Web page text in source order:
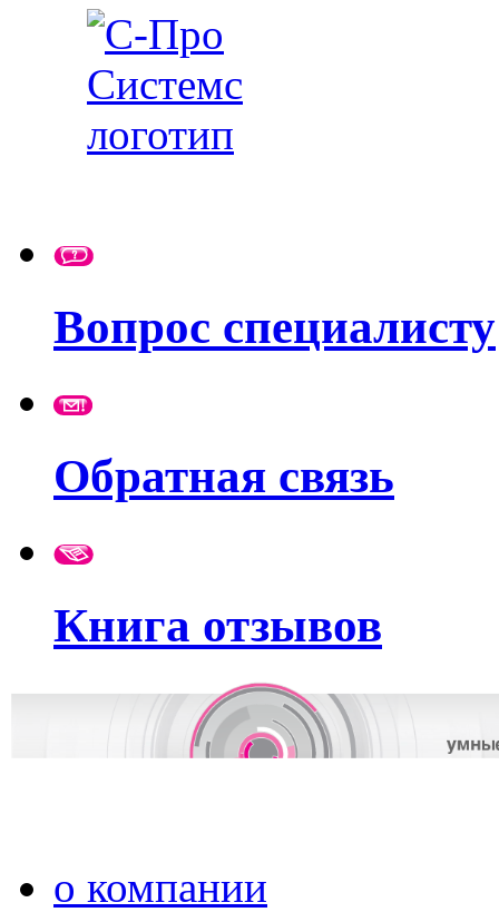
Вопрос специалисту
Обратная связь
Книга отзывов
о компании